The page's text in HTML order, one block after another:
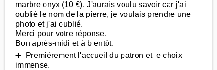
marbre onyx (10 €). J'aurais voulu savoir car j'ai
oublié le nom de la pierre, je voulais prendre une
photo et j'ai oublié.
Merci pour votre réponse.
Bon après-midi et à bientôt.
➕ Premiérement l'accueil du patron et le choix
immense.